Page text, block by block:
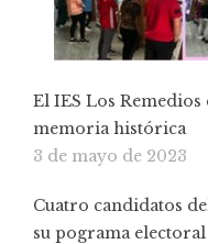
El IES Los
memoria histórica
3 de mayo de 2023
Cuatro candidatos
su pograma